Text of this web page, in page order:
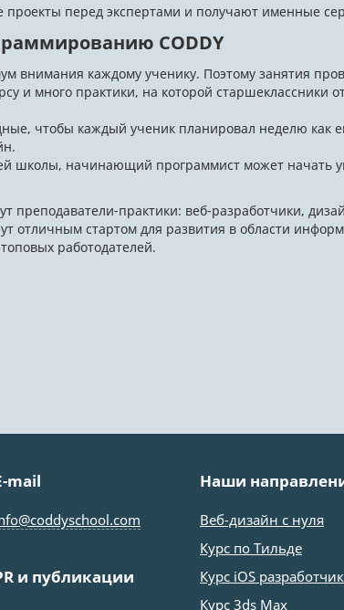
перед экспертами и получают именные
CODDY
внимания каждому ученику. Поэтому занятия
и много практики, на которой старшеклассники
чтобы каждый ученик планировал неделю как
школы, начинающий программист может начать
преподаватели-практики: веб-разработчики,
отличным стартом для развития в области
работодателей.
mail
и публикации
Наши
Веб-дизайн с нуля
Курс по Тильде
Курс iOS
Курс 3ds Max